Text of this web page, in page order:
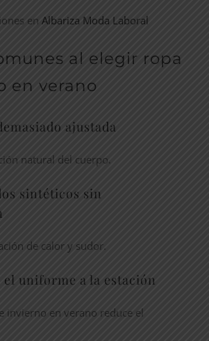
enAlbariza Moda Laboral
al elegir ropa
en verano
ajustada
natural del cuerpo.
sintéticos sin
de calor y sudor.
el uniforme a la estación
invierno en verano reduce el